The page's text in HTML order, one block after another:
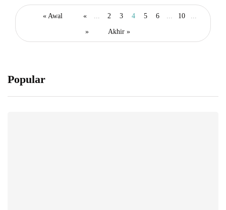
« Awal « ... 2 3 4 5 6 ... 10 ...
» Akhir »
Popular